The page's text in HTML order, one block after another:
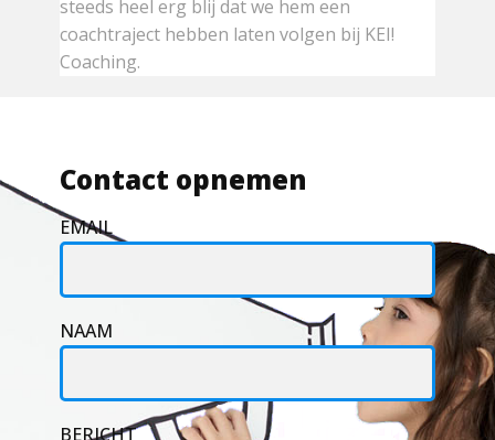
steeds heel erg blij dat we hem een
coachtraject hebben laten volgen bij KEI!
Coaching.
Contact opnemen
EMAIL
NAAM
BERICHT